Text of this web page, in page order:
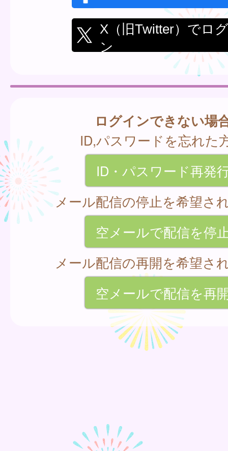
X（旧Twitter）でロ
ン
ログインできない場
ID,パスワードを忘れた
ID・パスワード再発
メール配信の停止を希望さ
空メールで配信を停
メール配信の再開を希望さ
空メールで配信を再